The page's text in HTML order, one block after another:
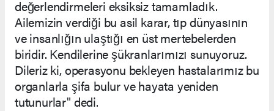
değerlendirmeleri eksiksiz tamamladık.
Ailemizin verdiği bu asil karar, tıp dünyasının
ve insanlığın ulaştığı en üst mertebelerden
biridir. Kendilerine şükranlarımızı sunuyoruz.
Dileriz ki, operasyonu bekleyen hastalarımız bu
organlarla şifa bulur ve hayata yeniden
tutunurlar" dedi.